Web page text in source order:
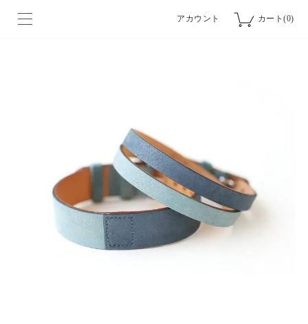
アカウント カート(0)